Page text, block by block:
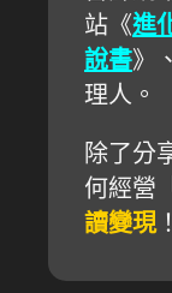
站《進
說書》
理人。
除了分
何經營
讀變現！